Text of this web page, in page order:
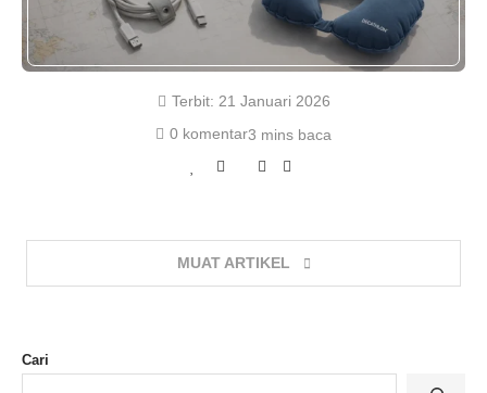
Terbit: 21 Januari 2026
0 komentar3 mins baca
MUAT ARTIKEL
Cari